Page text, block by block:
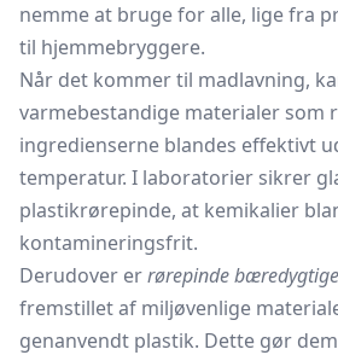
nemme at bruge for alle, lige fra
til hjemmebryggere.
Når det kommer til madlavning,
varmebestandige materialer som
ingredienserne blandes effektivt
temperatur. I laboratorier sikrer
plastikrørepinde, at kemikalier
kontamineringsfrit.
Derudover errørepinde bæredygtige
fremstillet af miljøvenlige
genanvendt plastik. Dette gør